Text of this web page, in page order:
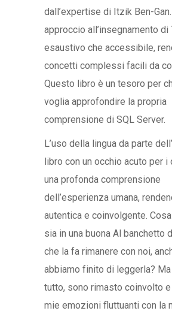
dall’expertise di Itzik Ben-
approccio all’insegnamento di
esaustivo che accessibile,
concetti complessi facili da
Questo libro è un tesoro per
voglia approfondire la propria
comprensione di SQL Server.
L’uso della lingua da parte
libro con un occhio acuto per i
una profonda comprensione
dell’esperienza umana,
autentica e coinvolgente.
sia in una buona Al banchetto
che la fa rimanere con noi,
abbiamo finito di leggerla?
tutto, sono rimasto coinvolto
mie emozioni fluttuanti con la